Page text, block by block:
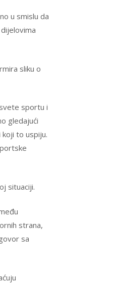
u smislu da
sliku o
sportu i
gledajući
to uspiju.
situaciji.
strana,
sa